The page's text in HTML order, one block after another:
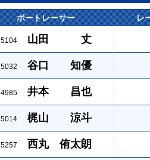
ボートレーサー レ
5104 山田 丈
5032 谷口 知優
4985 井本 昌也
5014 梶山 涼斗
5257 西丸 侑太朗